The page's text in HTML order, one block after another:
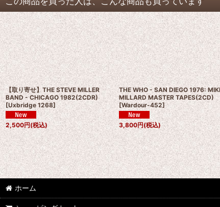
【取り寄せ】THE STEVE MILLER
BAND - CHICAGO 1982(2CDR)
[Uxbridge 1268]
2,500円(税込)
THE WHO - SAN DIEGO 1976:
MILLARD MASTER TAPES(2CD)
[Wardour-452]
3,800円(税込)
ホーム